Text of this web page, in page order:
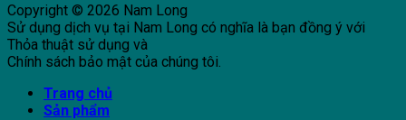
Copyright © 2026 Nam Long
Sử dụng dịch vụ tại Nam Long có nghĩa là bạn đồng ý với
Thỏa thuật sử dụng và
Chính sách bảo mật của chúng tôi.
Trang chủ
Sản phẩm